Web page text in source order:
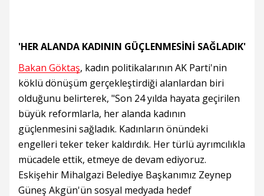
'HER ALANDA KADININ GÜÇLENMESİNİ SAĞLADIK'
Bakan Göktaş, kadın politikalarının AK Parti'nin
köklü dönüşüm gerçekleştirdiği alanlardan biri
olduğunu belirterek, "Son 24 yılda hayata geçirilen
büyük reformlarla, her alanda kadının
güçlenmesini sağladık. Kadınların önündeki
engelleri teker teker kaldırdık. Her türlü ayrımcılıkla
mücadele ettik, etmeye de devam ediyoruz.
Eskişehir Mihalgazi Belediye Başkanımız Zeynep
Güneş Akgün'ün sosyal medyada hedef